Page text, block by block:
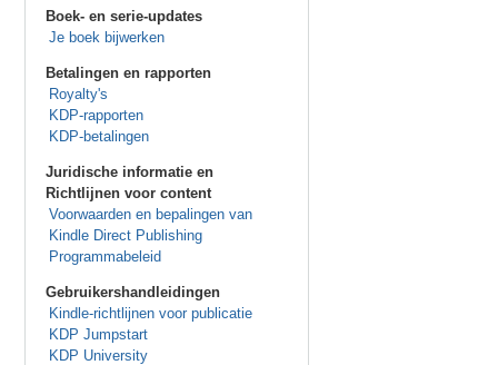
Boek- en serie-updates
Je boek bijwerken
Betalingen en rapporten
Royalty's
KDP-rapporten
KDP-betalingen
Juridische informatie en
Richtlijnen voor content
Voorwaarden en bepalingen van
Kindle Direct Publishing
Programmabeleid
Gebruikershandleidingen
Kindle-richtlijnen voor publicatie
KDP Jumpstart
KDP University